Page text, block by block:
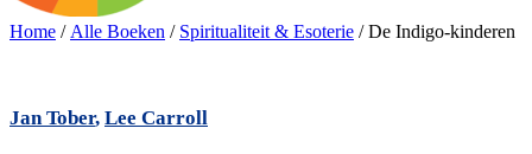
Home / Alle Boeken / Spiritualiteit & Esoterie / De Indigo-kinderen
Jan Tober, Lee Carroll